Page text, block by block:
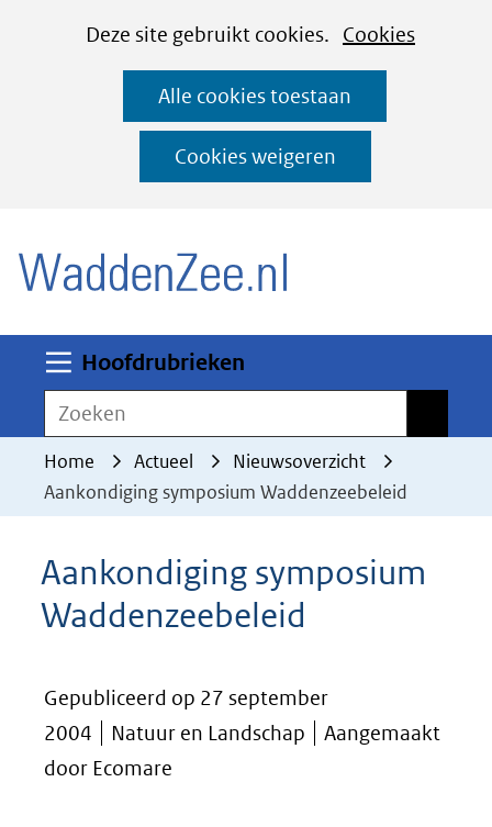
CookiesDeze site gebruikt cookies. Cookies
deze
worden
toegestaan
geweigerd.
Alle cookies toestaan
Cookies weigeren
Ga
naar
de
inhoud
Hoofdrubrieken
Zoeken
Home Actueel
Nieuwsoverzicht
Aankondiging symposium Waddenzeebeleid
Aankondiging symposium
Waddenzeebeleid
Gepubliceerd op 27 september
2004
Natuur en Landschap
Aangemaakt
door Ecomare